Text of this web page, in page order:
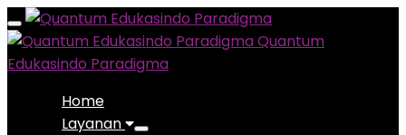
Toggle
navigation
Quantum
Edukasindo Paradigma
Home
Layanan